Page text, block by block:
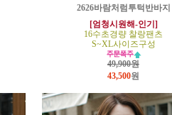
2626바람처럼투턱반바지
[엄청시원해-인기]
16수초경량 찰랑팬츠
S~XL사이즈구성
49,900원
43,500원